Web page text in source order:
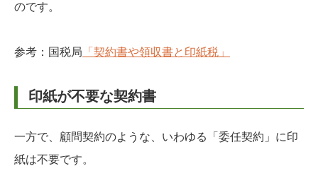
のです。
参考：国税局 「契約書や領収書と印紙税」
印紙が不要な契約書
一方で、顧問契約のような、いわゆる「委任契約」に印
紙は不要です。